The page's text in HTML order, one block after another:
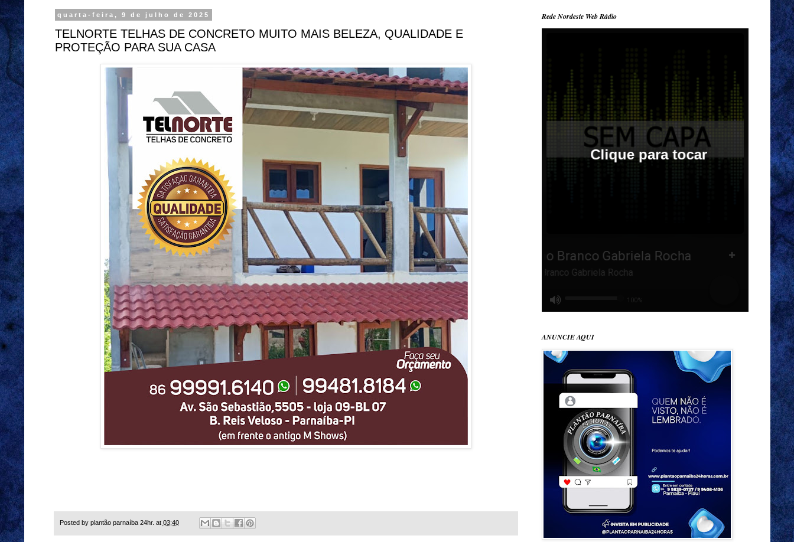
quarta-feira, 9 de julho de 2025
TELNORTE TELHAS DE CONCRETO MUITO MAIS BELEZA, QUALIDADE E
PROTEÇÃO PARA SUA CASA
Posted by plantão parnaíba 24hr. at 03:40
Rede Nordeste Web Rádio
ANUNCIE AQUI